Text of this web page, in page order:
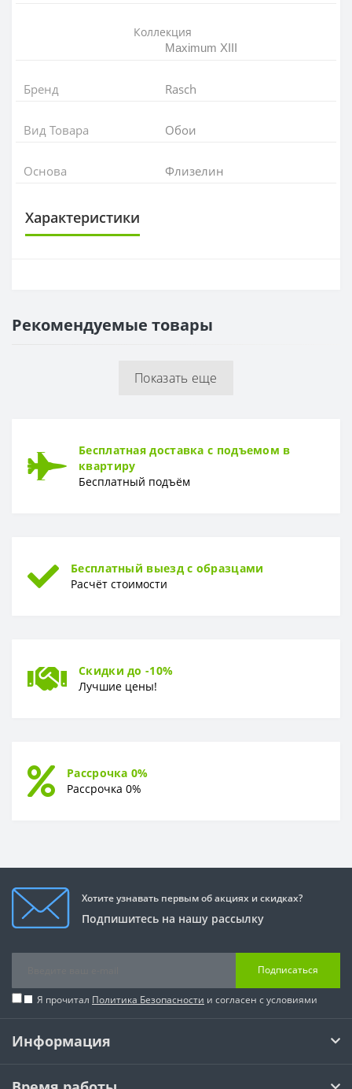
Коллекция
Maximum XIII
Бренд Rasch
Вид Товара Обои
Основа Флизелин
Характеристики
РАППОРТ
Тип Винил-компакт
Рекомендуемые товары
Показать еще
Бесплатная доставка с подъемом в
квартиру
Бесплатный подъём
Бесплатный выезд с образцами
Расчёт стоимости
Скидки до -10%
Лучшие цены!
Рассрочка 0%
Рассрочка 0%
Хотите узнавать первым об акциях и скидках?
Подпишитесь на нашу рассылку
Подписаться
Я прочитал Политика Безопасности и согласен с условиями
Информация